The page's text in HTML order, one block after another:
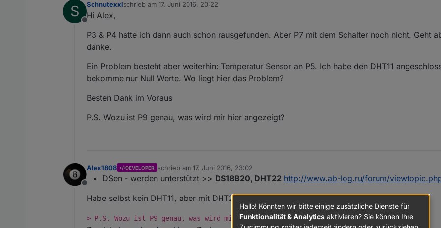
S
Offline
Schnutexxlschrieb am 17. Juni 2016, 20:22
zuletzt editiert von
Hi Alex,
P3 & P4 hatte ich dann auch schon rausgefunden. Aber P7 mit dem Schalter noch nicht. Geht
danke.
Ein Problem besteht aber weiterhin: Temperatur Sensor an P5. Ich habe den DHT11
bekomme nur Null Werte. Wo liegt hier das Problem?
Besten Dank im Voraus
P.S. Wozu ist P9 genau, was wird mir hier angezeigt?
Offline
Alex1808 DEVELOPER schrieb am 17. Juni 2016, 23:02
zuletzt editiert von
DSen - werden unterstützt >> DS18B20, DHT22 http://www.ab-log.ru/forum/
Habe selbst kein DHT11, aber mit DHT22 und DS18B20 funktioniert ohne Problemen.
> P.S. Wozu ist P9 genau, was wird mir hier angezeigt?
Hallo! Könnten wir bitte einige zusätzliche Dienste für
Funktionalität & Analytics aktivieren? Sie können Ihre